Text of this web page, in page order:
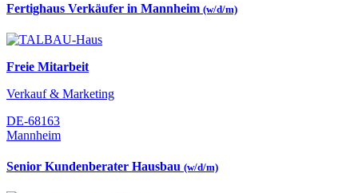
Fertighaus Verkäufer in Mannheim (w/d/m)
Freie Mitarbeit
Verkauf & Marketing
DE-68163
Mannheim
Senior Kundenberater Hausbau (w/d/m)